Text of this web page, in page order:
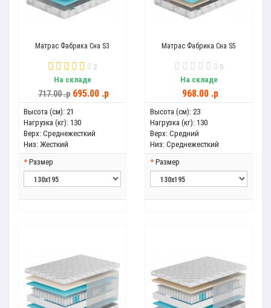
Матрас Фабрика Сна S3
2
На складе
717.00 .p 695.00 .p
Высота (см): 21
Нагрузка (кг): 130
Верх: Среднежесткий
Низ: Жесткий
Размер
Матрас Фабрика Сна S5
0
На складе
968.00 .p
Высота (см): 23
Нагрузка (кг): 130
Верх: Средний
Низ: Среднежесткий
Размер